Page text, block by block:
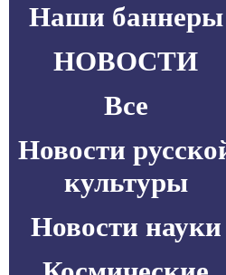
Наши баннеры
НОВОСТИ
Все
Новости
культуры
Новости науки